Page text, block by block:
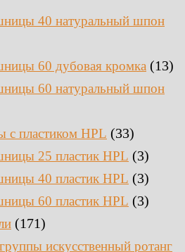
40 натуральный шпон
60 дубовая кромка (13)
60 натуральный шпон
c пластиком HPL (33)
25 пластик HPL (3)
40 пластик HPL (3)
60 пластик HPL (3)
(171)
искусственный ротанг